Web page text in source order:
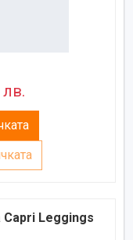
Capri Leggings